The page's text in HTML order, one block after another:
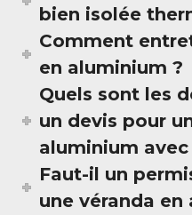
bien isolée
Comment
en aluminium ?
Quels sont les
un devis pour
aluminium avec
Faut-il un
une véranda en